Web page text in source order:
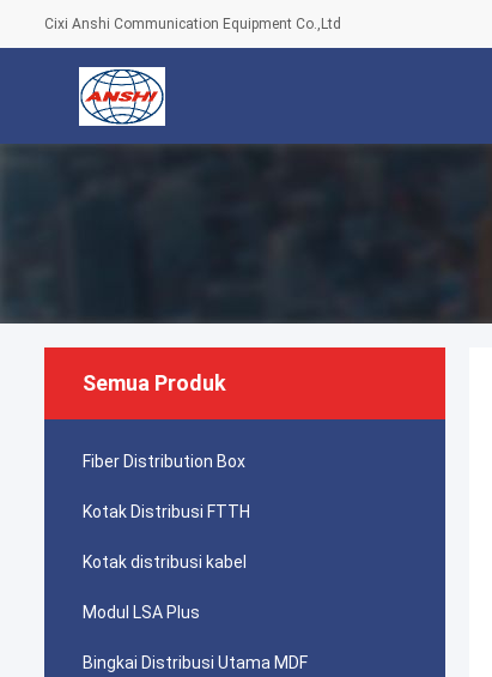
Cixi Anshi Communication Equipment Co.,Ltd
Semua Produk
Fiber Distribution Box
Kotak Distribusi FTTH
Kotak distribusi kabel
Modul LSA Plus
Bingkai Distribusi Utama MDF